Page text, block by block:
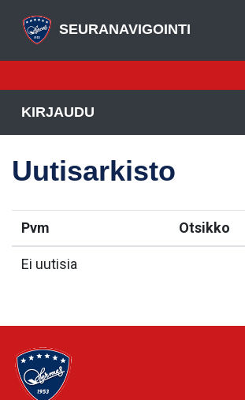
SEURANAVIGOINTI
KIRJAUDU
Uutisarkisto
Pvm Otsikko
Ei uutisia